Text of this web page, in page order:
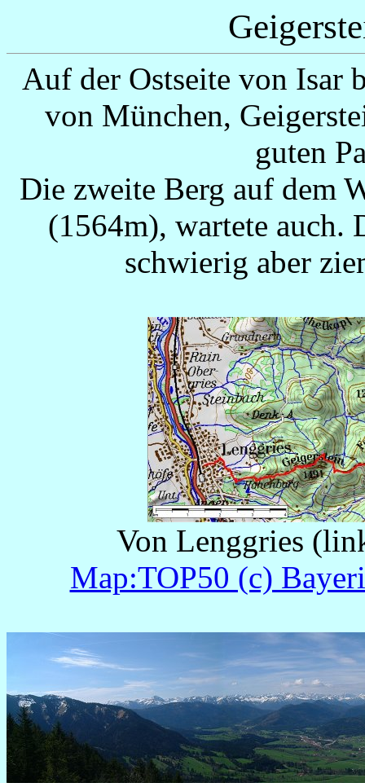
Auf der Ostseite von Isar
von München,
guten
Die zweite Berg auf dem
(1564m), wartete auch.
schwierig aber
Von Lenggries
Map:TOP50 (c)